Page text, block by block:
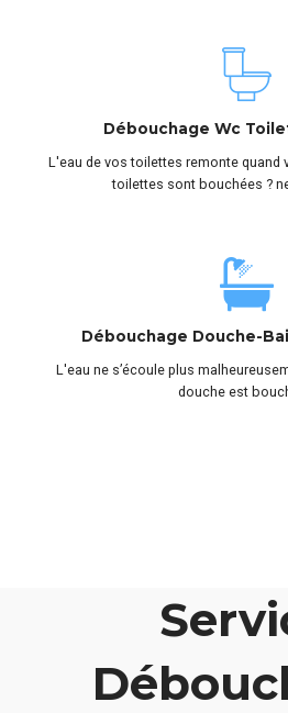
Débouchage Wc
L'eau de vos toilettes remonte quand
toilettes sont bouchées ?
Débouchage Douche-
L'eau ne s’écoule plus
douche est